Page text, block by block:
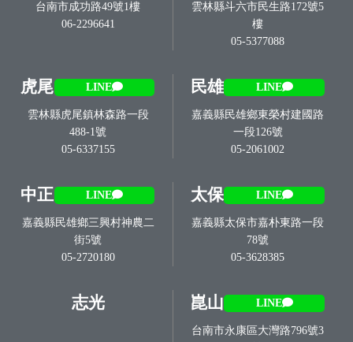
台南市成功路49號1樓
06-2296641
雲林縣斗六市民生路172號5
樓
05-5377088
虎尾 LINE
雲林縣虎尾鎮林森路一段
488-1號
05-6337155
民雄 LINE
嘉義縣民雄鄉東榮村建國路
一段126號
05-2061002
中正 LINE
嘉義縣民雄鄉三興村神農二
街5號
05-2720180
太保 LINE
嘉義縣太保市嘉朴東路一段
78號
05-3628385
志光 崑山 LINE
台南市永康區大灣路796號3